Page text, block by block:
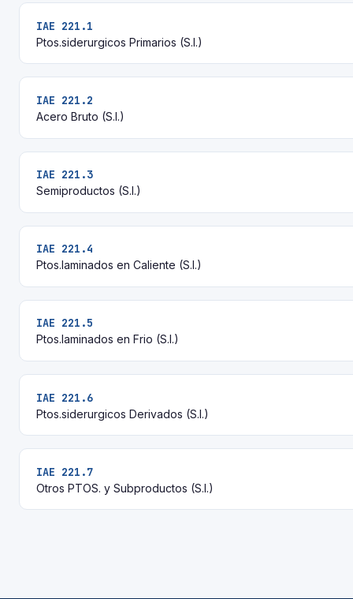
IAE 221.1
Ptos.siderurgicos Primarios (S.I.)
IAE 221.2
Acero Bruto (S.I.)
IAE 221.3
Semiproductos (S.I.)
IAE 221.4
Ptos.laminados en Caliente (S.I.)
IAE 221.5
Ptos.laminados en Frio (S.I.)
IAE 221.6
Ptos.siderurgicos Derivados (S.I.)
IAE 221.7
Otros PTOS. y Subproductos (S.I.)